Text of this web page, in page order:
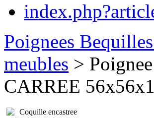
Poignees
meubles >
CARREE